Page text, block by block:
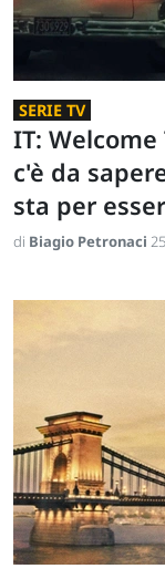
SERIE TV
IT:
c'è da
sta per
di Biagio Petronaci